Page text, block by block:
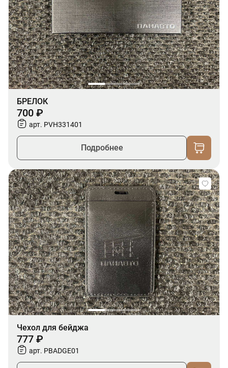
БРЕЛОК
700 ₽
арт. PVH331401
Подробнее
Чехол для бейджа
777 ₽
арт. PBADGE01